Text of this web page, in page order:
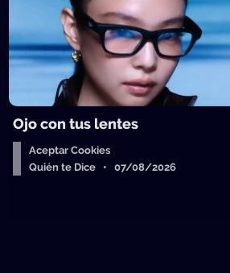
Ojo con tus lentes
Aceptar Cookies
Quién te Dice • 07/08/2026